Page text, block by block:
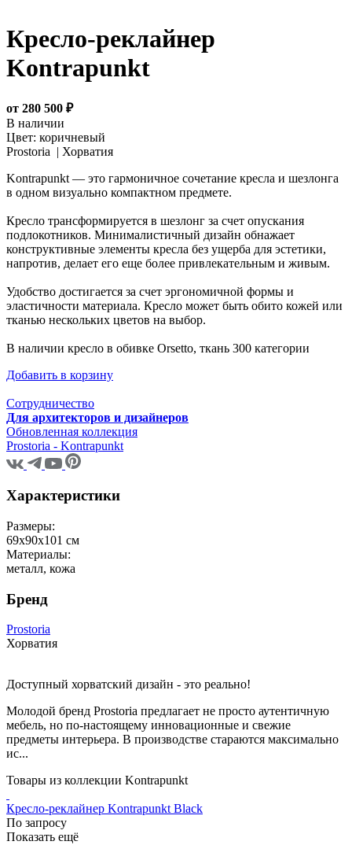
Кресло-реклайнер
Kontrapunkt
от 280 500 ₽
В наличии
Цвет: коричневый
Prostoria | Хорватия
Kontrapunkt — это гармоничное сочетание кресла и шезлонга
в одном визуально компактном предмете.
Кресло трансформируется в шезлонг за счет опускания
подлокотников. Минималистичный дизайн обнажает
конструктивные элементы кресла без ущерба для эстетики,
напротив, делает его еще более привлекательным и живым.
Удобство достигается за счет эргономичной формы и
эластичности материала. Кресло может быть обито кожей или
тканью нескольких цветов на выбор.
В наличии кресло в обивке Orsetto, ткань 300 категории
Добавить в корзину
Сотрудничество
Для архитекторов и дизайнеров
Обновленная коллекция
Prostoria - Kontrapunkt
Характеристики
Размеры:
69х90х101 см
Материалы:
металл, кожа
Бренд
Prostoria
Хорватия
Доступный хорватский дизайн - это реально!
Молодой бренд Prostoria предлагает не просто аутентичную
мебель, но по-настоящему инновационные и свежие
предметы интерьера. В производстве стараются максимально
ис...
Товары из коллекции Kontrapunkt
Кресло-реклайнер Kontrapunkt Black
По запросу
Показать ещё